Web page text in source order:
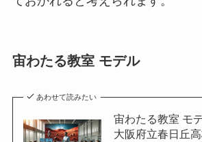
宙わたる教室 モデル
あわせて読みたい
宙わたる教室 モ
大阪府立春日丘